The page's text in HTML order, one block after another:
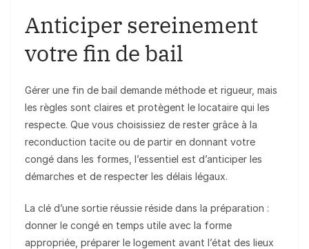
Anticiper sereinement
votre fin de bail
Gérer une fin de bail demande méthode et rigueur, mais
les règles sont claires et protègent le locataire qui les
respecte. Que vous choisissiez de rester grâce à la
reconduction tacite ou de partir en donnant votre
congé dans les formes, l’essentiel est d’anticiper les
démarches et de respecter les délais légaux.
La clé d’une sortie réussie réside dans la préparation :
donner le congé en temps utile avec la forme
appropriée, préparer le logement avant l’état des lieux